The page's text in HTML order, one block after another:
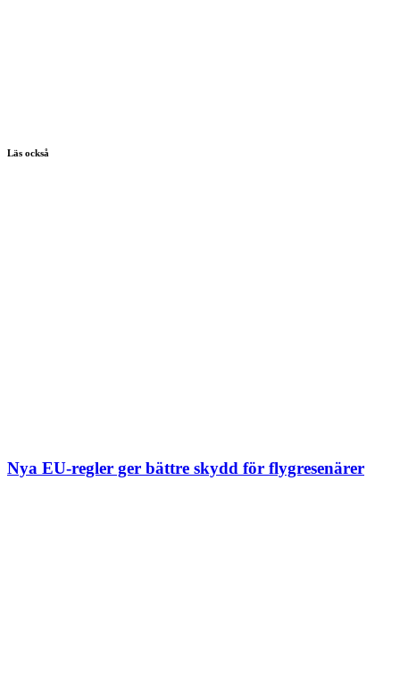
Läs också
Nya EU-regler ger bättre skydd för flygresenärer